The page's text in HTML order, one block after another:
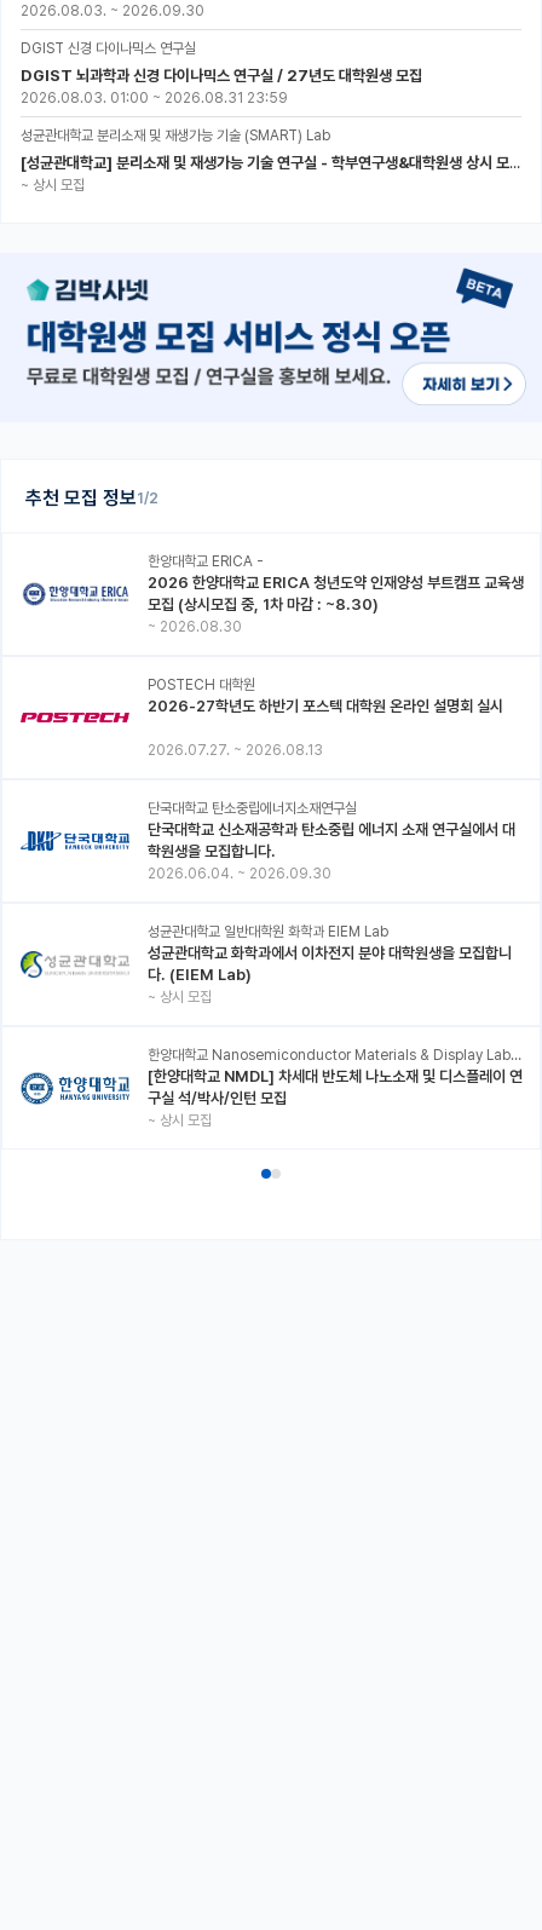
추천 모집 정보1/2
한양대학교 ERICA -
2026 한양대학교 ERICA 청년도약 인재양성 부트캠프 교육생
모집 (상시모집 중, 1차 마감 : ~8.30)
~ 2026.08.30
POSTECH 대학원
2026-27학년도 하반기 포스텍 대학원 온라인 설명회 실시
2026.07.27. ~ 2026.08.13
단국대학교 탄소중립에너지소재연구실
단국대학교 신소재공학과 탄소중립 에너지 소재 연구실에서 대
학원생을 모집합니다.
2026.06.04. ~ 2026.09.30
성균관대학교 일반대학원 화학과 EIEM Lab
성균관대학교 화학과에서 이차전지 분야 대학원생을 모집합니
다. (EIEM Lab)
~ 상시 모집
한양대학교 Nanosemiconductor Materials & Display Laboratory
[한양대학교 NMDL] 차세대 반도체 나노소재 및 디스플레이 연
구실 석/박사/인턴 모집
~ 상시 모집
2026.08.03. ~ 2026.09.30
DGIST 신경 다이나믹스 연구실
DGIST 뇌과학과 신경 다이나믹스 연구실 / 27년도 대학원생 모집
2026.08.03. 01:00 ~ 2026.08.31 23:59
성균관대학교 분리소재 및 재생가능 기술 (SMART) Lab
[성균관대학교] 분리소재 및 재생가능 기술 연구실 - 학부연구생&대학원생 상시 모집 (미래에너지공학과)
~ 상시 모집